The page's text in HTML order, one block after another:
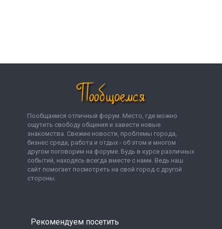
Пообщаемся отличный форум. Место, где можно
ощутить свободу общения и завести новые
знакомства. Свежие новости, проблемы города,
бизнес среда, работа и отдых - об этом и многом
другом поговорим на форуме. Будь в курсе различных
событий, находясь всегда вместе с нами. Ведь наш
сайт помогает посмотреть на свой город с другой
стороны.
Рекомендуем посетить